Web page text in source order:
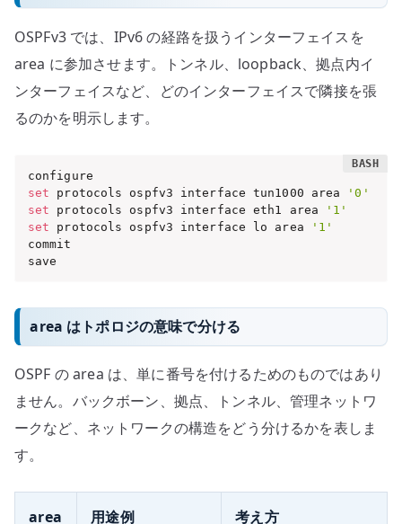
OSPFv3 では、IPv6 の経路を扱うインターフェイスを
area に参加させます。トンネル、loopback、拠点内イ
ンターフェイスなど、どのインターフェイスで隣接を張
るのかを明示します。
set protocols ospfv3 interface tun1000 area
'0'
set protocols ospfv3 interface eth1 area
'1'
set protocols ospfv3 interface lo area
'1'
commit
save
area はトポロジの意味で分ける
OSPF の area は、単に番号を付けるためのものではあり
ません。バックボーン、拠点、トンネル、管理ネットワ
ークなど、ネットワークの構造をどう分けるかを表しま
す。
area 用途例 考え方